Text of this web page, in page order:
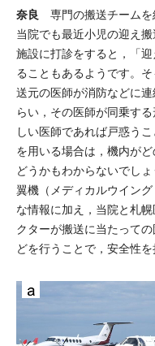
奈良 専門の搬送チームを
当院でも最近小児の迎え
施設に打診をすると，「
ることもあるようです。
送元の医師が消防などに
らい，その医師が同乗す
しい医師であれば戸惑う
を用いる場合は，機内が
どうかもわからないでし
翼機（メディカルウイング
な情報に加え，当院と札
クターが搬送に当たって
どを行うことで，安全性を